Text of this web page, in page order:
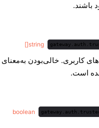
باشند.
string[]
کاربری. خالی‌بودن به‌معنای
است.
boolean